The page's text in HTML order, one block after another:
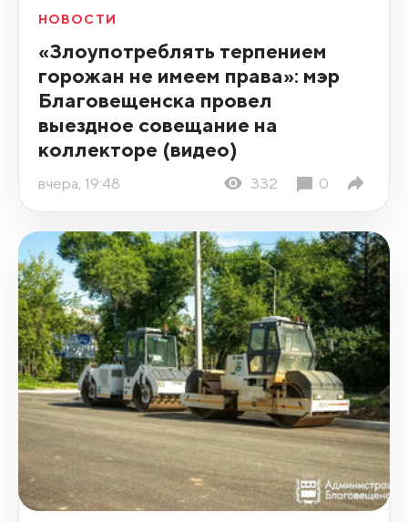
НОВОСТИ
«Злоупотреблять терпением
горожан не имеем права»: мэр
Благовещенска провел
выездное совещание на
коллекторе (видео)
вчера, 19:48 332 0